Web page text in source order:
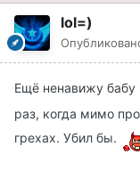
lol=)
Ещё ненавижу бабу
раз, когда мимо
грехах. Убил бы.